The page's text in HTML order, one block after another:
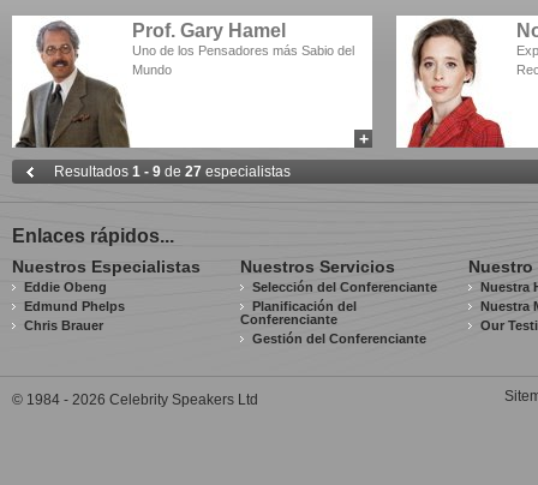
Prof. Gary Hamel
Uno de los Pensadores más Sabio del
Mundo
+ add to myCSA
Resultados 1 - 9 de 27 especialistas
Enlaces rápidos...
Nuestros Especialistas
Eddie Obeng
Edmund Phelps
Chris Brauer
Nuestros Servicios
Selección del Conferenciante
Planificación del
Conferenciante
Gestión del Conferenciante
Nuestra
Nuestra
Our
© 1984 - 2026 Celebrity Speakers Ltd